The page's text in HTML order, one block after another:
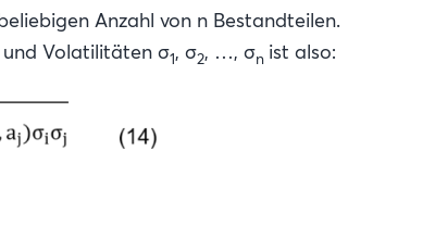
Anzahl von n Bestandteilen.
und Volatilitäten σ1, σ2, …, σn ist also: